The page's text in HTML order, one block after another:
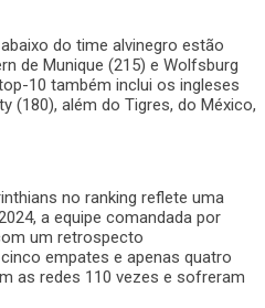
do time alvinegro estão
de Munique (215) e Wolfsburg
10 também inclui os ingleses
(180), além do Tigres, do México,
no ranking reflete uma
a equipe comandada por
um retrospecto
empates e apenas quatro
as redes 110 vezes e sofreram